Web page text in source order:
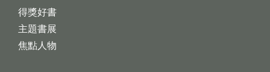
得獎好書
主題書展
焦點人物